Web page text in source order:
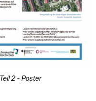
2 - Poster